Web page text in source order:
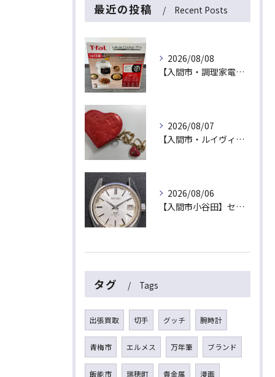
最近の投稿 Recent Posts
2026/08/08
【入間市・調理家電買取】新品未開封は最高値！ティファール「ラクラ・クッカー プロ」を出張買取でお買取！
2026/08/07
【入間市・ルイヴィトン買取】ハート型が可愛い！ヴェルニ「ポルトモネ・クール」を最高値でお買取！
2026/08/06
【入間市小谷田】セイコーの名機「キングセイコー（45KS）」をお買取！ベルトなし・文字盤のシミ・不動品も高価買取いたします
タグ Tags
出張買取 切手 グッチ 腕時計
青梅市 エルメス 万年筆 ブランド
飯能市 瑞穂町 貴金属 漫画